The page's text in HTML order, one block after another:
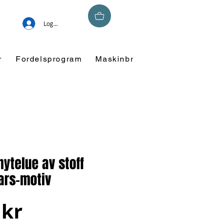
Logg inn
Fordelsprogram Maskinbroderi
av stoff
motiv
Pris